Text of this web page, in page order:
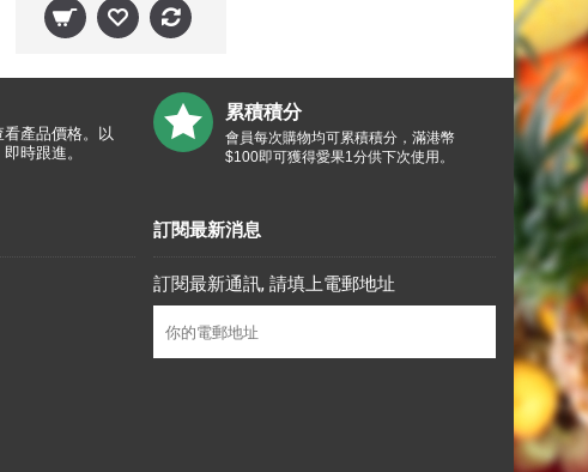
產品價格。以
時跟進。
累積積分
會員每次購物均可累積積分，滿港幣
$100即可獲得愛果1分供下次使用。
訂閱最新消息
訂閱最新通訊, 請填上電郵地址